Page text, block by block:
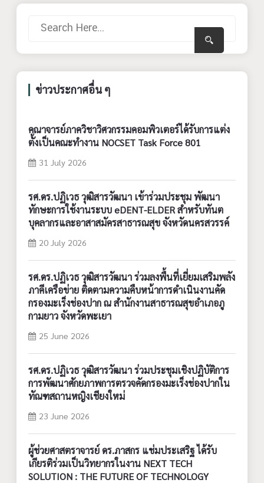
ข่าวประกาศอื่น ๆ
คณาจารย์ภาควิชาวิศวกรรมคอมพิวเตอร์ได้รับการแต่ง
ตั้งเป็นคณะทำงาน NOCSET Task Force 801
31 July 2026
รศ.ดร.ปฏิเวธ วุฒิสารวัฒนา เข้าร่วมประชุม พัฒนา
ทักษะการใช้งานระบบ eDENT-ELDER สำหรับทันต
บุคลากรและอาสาสมัครสาธารณสุข จังหวัดนครสวรรค์
20 July 2026
รศ.ดร.ปฏิเวธ วุฒิสารวัฒนา ร่วมลงพื้นที่เยี่ยมเสริมพลัง
ภาคีเครือข่าย ติดตามความคืบหน้าการดำเนินงานคัด
กรองมะเร็งช่องปาก ณ สำนักงานสาธารณสุขอำเภอภู
กามยาว จังหวัดพะเยา
25 June 2026
รศ.ดร.ปฏิเวธ วุฒิสารวัฒนา ร่วมประชุมเชิงปฏิบัติการ
การพัฒนาศักยภาพการตรวจคัดกรองมะเร็งช่องปากใน
ทัณฑสถานหญิงเชียงใหม่
23 June 2026
ผู้ช่วยศาสตราจารย์ ดร.ภาสกร แช่มประเสริฐ ได้รับ
เกียรติร่วมเป็นวิทยากรในงาน NEXT TECH
SOLUTION : THE FUTURE OF TECHNOLOGY